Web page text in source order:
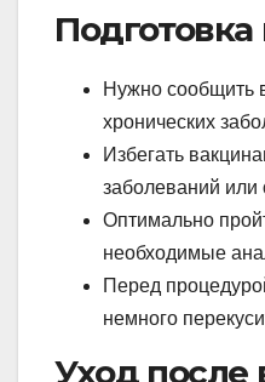
Нужно сообщить
хронических
Избегать
заболеваний или
Оптимально
необходимые
Перед
немного
Уход после